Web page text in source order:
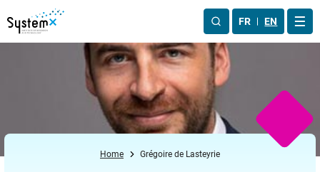
Aller au menu
Aller au contenu
Aller au pied de page
FR EN
Home Grégoire de Lasteyrie